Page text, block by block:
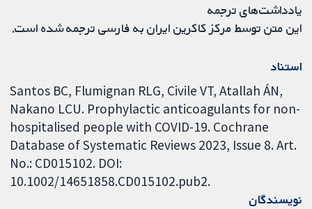
یادداشت‌های ترجمه
این متن توسط مرکز کاکرین ایران به فارسی ترجمه شده است.
استناد
Santos BC, Flumignan RLG, Civile VT, Atallah ÁN,
Nakano LCU. Prophylactic anticoagulants for non-
hospitalised people with COVID-19. Cochrane
Database of Systematic Reviews 2023, Issue 8. Art.
No.: CD015102. DOI:
10.1002/14651858.CD015102.pub2.
نویسندگان